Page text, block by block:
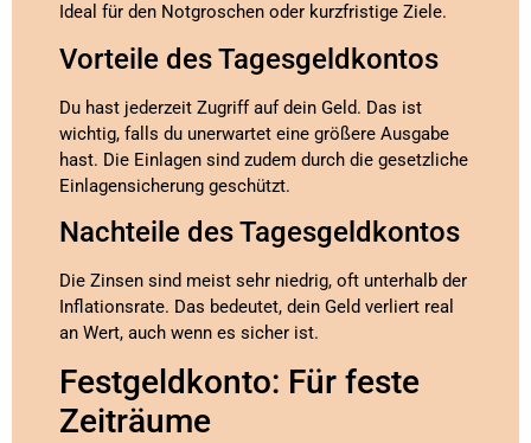
Ideal für den Notgroschen oder kurzfristige Ziele.
Vorteile des Tagesgeldkontos
Du hast jederzeit Zugriff auf dein Geld. Das ist
wichtig, falls du unerwartet eine größere Ausgabe
hast. Die Einlagen sind zudem durch die gesetzliche
Einlagensicherung geschützt.
Nachteile des Tagesgeldkontos
Die Zinsen sind meist sehr niedrig, oft unterhalb der
Inflationsrate. Das bedeutet, dein Geld verliert real
an Wert, auch wenn es sicher ist.
Festgeldkonto: Für feste
Zeiträume